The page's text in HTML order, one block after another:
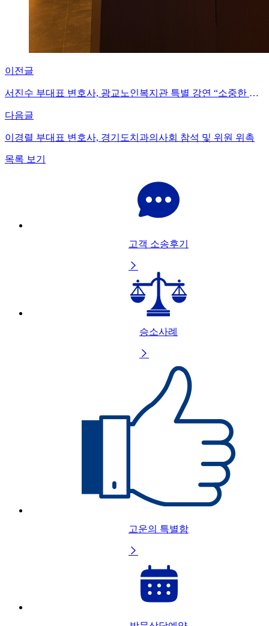
이전글
서진수 부대표 변호사, 광교노인복지관 특별 강연 “소중한 노후 자산, 따뜻하게 지켜드립니다”
다음글
이경렬 부대표 변호사, 경기도치과의사회 참석 및 위원 위촉
목록 보기
고객 소송후기

승소사례

고운의 특별함
